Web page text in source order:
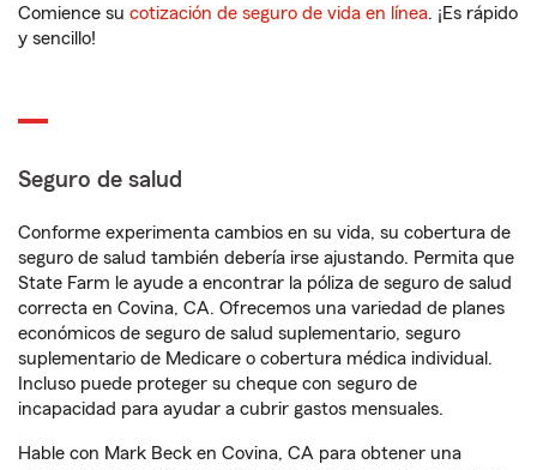
Comience su cotización de seguro de vida en línea. ¡Es rápido
y sencillo!
Seguro de salud
Conforme experimenta cambios en su vida, su cobertura de
seguro de salud también debería irse ajustando. Permita que
State Farm le ayude a encontrar la póliza de seguro de salud
correcta en Covina, CA. Ofrecemos una variedad de planes
económicos de seguro de salud suplementario, seguro
suplementario de Medicare o cobertura médica individual.
Incluso puede proteger su cheque con seguro de
incapacidad para ayudar a cubrir gastos mensuales.
Hable con Mark Beck en Covina, CA para obtener una